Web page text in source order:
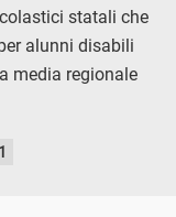
statali che
alunni disabili
media regionale